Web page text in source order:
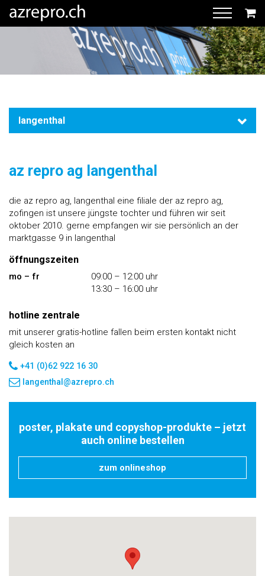
langenthal
az repro ag langenthal
die az repro ag, langenthal eine filiale der az repro ag,
zofingen ist unsere jüngste tochter und führen wir seit
oktober 2010. gerne empfangen wir sie persönlich an der
marktgasse 9 in langenthal
öffnungszeiten
mo – fr
09:00 – 12:00 uhr
13:30 – 16:00 uhr
hotline zentrale
mit unserer gratis-hotline fallen beim ersten kontakt nicht
gleich kosten an
+41 (0)62 922 16 30
langenthal@azrepro.ch
poster, plakate und copyshop-produkte – jetzt
auch online bestellen
zum onlineshop